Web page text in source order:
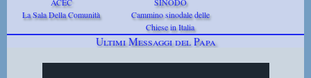
La Sala Della Comunità
Cammino sinodale delle
Chiese in Italia
Ultimi Messaggi del Papa